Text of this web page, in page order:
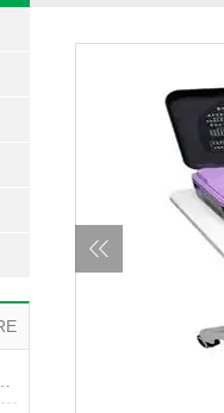
治疗仪的临床应用与价值